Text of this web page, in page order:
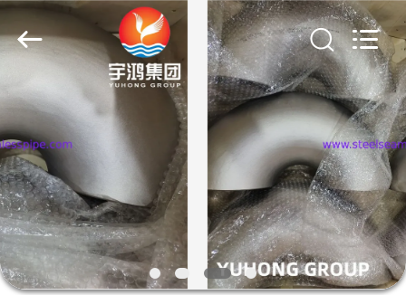
घर
उत्पादों
हमारे
बारे
में
Group
Co.,Ltd.
All